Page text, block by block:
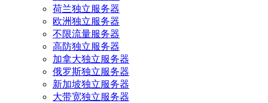
荷兰独立服务器
欧洲独立服务器
不限流量服务器
高防独立服务器
加拿大独立服务器
俄罗斯独立服务器
新加坡独立服务器
大带宽独立服务器